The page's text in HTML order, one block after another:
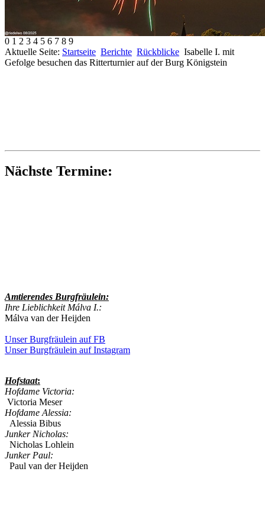
0 1 2 3 4 5 6 7 8 9
Aktuelle Seite: Startseite Berichte Rückblicke Isabelle I. mit
Gefolge besuchen das Ritterturnier auf der Burg Königstein
Nächste Termine:
Amtierendes Burgfräulein:
Ihre Lieblichkeit Málva I.:
Málva van der Heijden
Unser Burgfräulein auf FB
Unser Burgfräulein auf Instagram
Hofstaat:
Hofdame Victoria:
Victoria Meser
Hofdame Alessia:
Alessia Bibus
Junker Nicholas:
Nicholas Lohlein
Junker Paul:
Paul van der Heijden